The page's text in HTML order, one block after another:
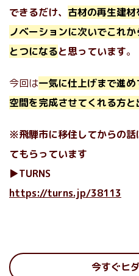
できるだけ、 古材の再生建
ノベーションに次いでこれ
とつになると思っています。
今回は一気に仕上げまで進
空間を完成させてくれる方
※飛騨市に移住してからの話
てもらっています
▶︎TURNS
https://turns.jp/38113
今すぐヒ